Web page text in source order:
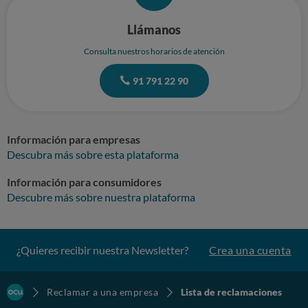
Llámanos
Consulta nuestros horarios de atención
91 791 22 90
Información para empresas
Descubra más sobre esta plataforma
Información para consumidores
Descubre más sobre nuestra plataforma
¿Quieres recibir nuestra Newsletter? Crea una cuenta
Reclamar a una empresa
Lista de reclamaciones